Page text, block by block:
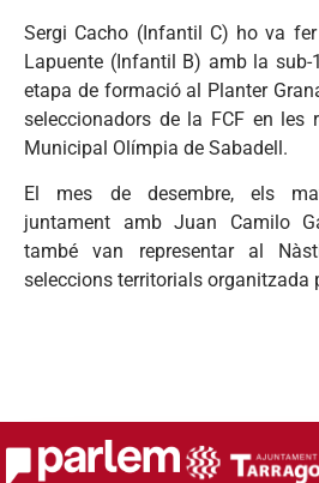
Sergi Cacho (Infantil C) ho va
Lapuente (Infantil B) amb la sub-
etapa de formació al Planter
seleccionadors de la FCF en les
Municipal Olímpia de Sabadell.
El mes de desembre, els
juntament amb Juan Camilo
també van representar al
seleccions territorials organitzada